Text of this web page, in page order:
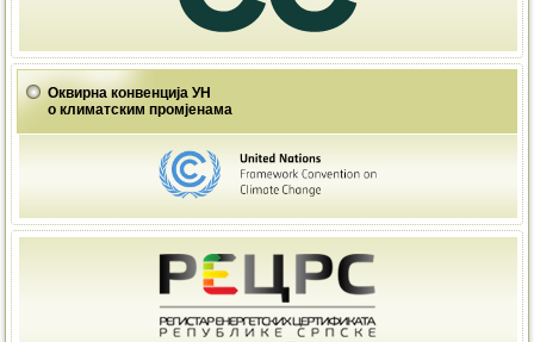
Оквирна конвенција УН
о климатским промјенама